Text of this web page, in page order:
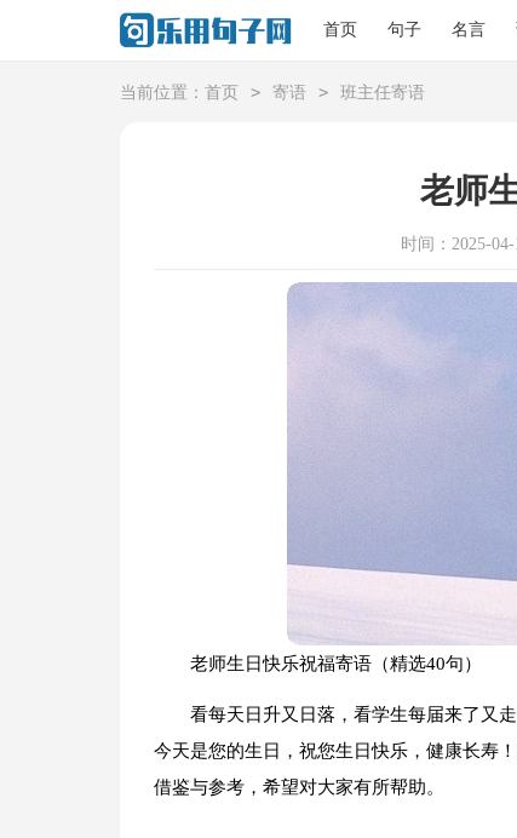
首页 句子 名言
当前位置： 首页 > 寄语 > 班主任寄语
老师
时间：2025-
老师生日快乐祝福寄语（精选40句）
看每天日升又日落，看学生每届来了又
今天是您的生日，祝您生日快乐，健康长寿
借鉴与参考，希望对大家有所帮助。